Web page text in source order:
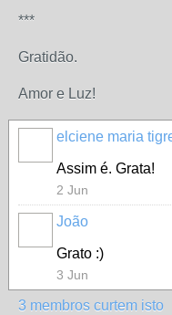
***
Gratidão.
Amor e Luz!
elciene maria
Assim é. Grata!
2 Jun
João
Grato :)
3 Jun
3 membros curtem isto